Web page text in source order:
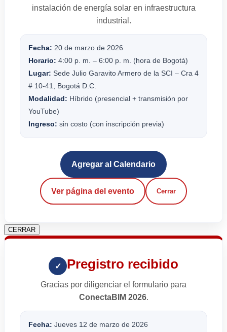
instalación de energía solar en infraestructura
industrial.
Fecha: 20 de marzo de 2026
Horario: 4:00 p. m. – 6:00 p. m. (hora de Bogotá)
Lugar: Sede Julio Garavito Armero de la SCI – Cra 4
# 10-41, Bogotá D.C.
Modalidad: Híbrido (presencial + transmisión por
YouTube)
Ingreso: sin costo (con inscripción previa)
Agregar al Calendario
Ver página del evento Cerrar
CERRAR
✓ Pregistro recibido
Gracias por diligenciar el formulario para
ConectaBIM 2026.
Fecha: Jueves 12 de marzo de 2026